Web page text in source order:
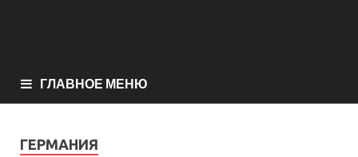
ГЛАВНОЕ МЕНЮ
ГЕРМАНИЯ